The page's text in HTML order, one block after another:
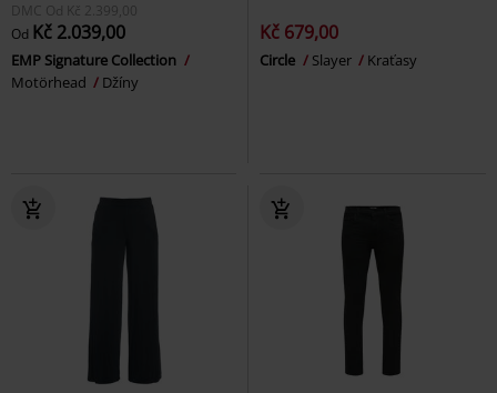
DMC Od Kč 2.399,00
Od Kč 2.039,00
EMP Signature Collection
Motörhead
Džíny
Kč 679,00
Circle Slayer Kraťasy